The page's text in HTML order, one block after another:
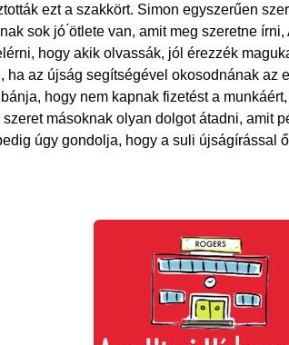
ezt a szakkört. Simon egyszerűen
sok jó ́ötlete van, amit meg szeretne
hogy akik olvassák, jól érezzék
ha az újság segítségével okosodnának az
hogy nem kapnak fizetést a
másoknak olyan dolgot átadni, amit
úgy gondolja, hogy a suli újságírással